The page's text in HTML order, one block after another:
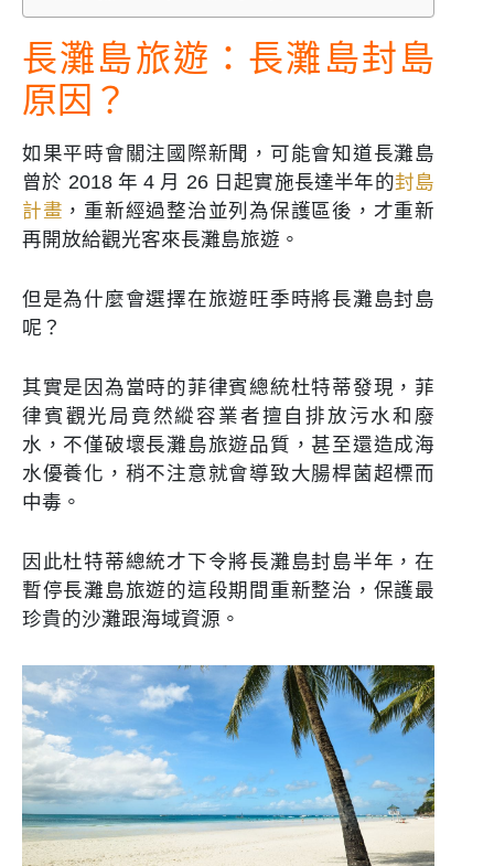
長灘島旅遊：長灘島封島
原因？
如果平時會關注國際新聞，可能會知道長灘島
曾於 2018 年 4 月 26 日起實施長達半年的封島
計畫 ，重新經過整治並列為保護區後，才重新
再開放給觀光客來長灘島旅遊。
但是為什麼會選擇在旅遊旺季時將長灘島封島
呢？
其實是因為當時的菲律賓總統杜特蒂發現，菲
律賓觀光局竟然縱容業者擅自排放污水和廢
水，不僅破壞長灘島旅遊品質，甚至還造成海
水優養化，稍不注意就會導致大腸桿菌超標而
中毒。
因此杜特蒂總統才下令將長灘島封島半年，在
暫停長灘島旅遊的這段期間重新整治，保護最
珍貴的沙灘跟海域資源。